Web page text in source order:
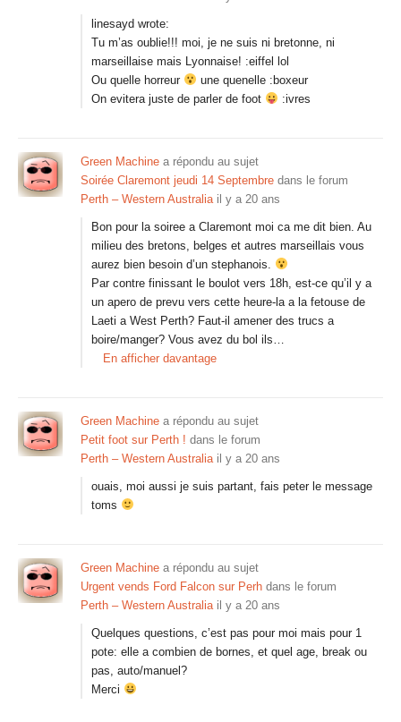
linesayd wrote:
Tu m’as oublie!!! moi, je ne suis ni bretonne, ni
marseillaise mais Lyonnaise! :eiffel lol
Ou quelle horreur
une quenelle :boxeur
On evitera juste de parler de foot
:ivres
Green Machine a répondu au sujet
Soirée Claremont jeudi 14 Septembre dans le forum
Perth – Western Australia il y a 20 ans
Bon pour la soiree a Claremont moi ca me dit bien. Au
milieu des bretons, belges et autres marseillais vous
aurez bien besoin d’un stephanois.
Par contre finissant le boulot vers 18h, est-ce qu’il y a
un apero de prevu vers cette heure-la a la fetouse de
Laeti a West Perth? Faut-il amener des trucs a
boire/manger? Vous avez du bol ils…
En afficher davantage
Green Machine a répondu au sujet
Petit foot sur Perth ! dans le forum
Perth – Western Australia il y a 20 ans
ouais, moi aussi je suis partant, fais peter le message
toms
Green Machine a répondu au sujet
Urgent vends Ford Falcon sur Perh dans le forum
Perth – Western Australia il y a 20 ans
Quelques questions, c’est pas pour moi mais pour 1
pote: elle a combien de bornes, et quel age, break ou
pas, auto/manuel?
Merci